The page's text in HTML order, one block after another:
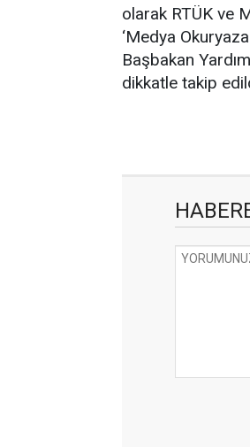
olarak RTÜK ve
‘Medya
Başbakan
dikkatle takip